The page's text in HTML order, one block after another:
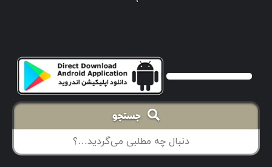
جستجو